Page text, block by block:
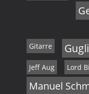
Gitarre
Jeff Aug Lord
Manuel